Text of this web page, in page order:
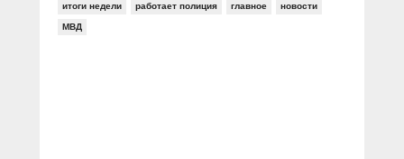
итоги недели работает полиция главное новости
МВД